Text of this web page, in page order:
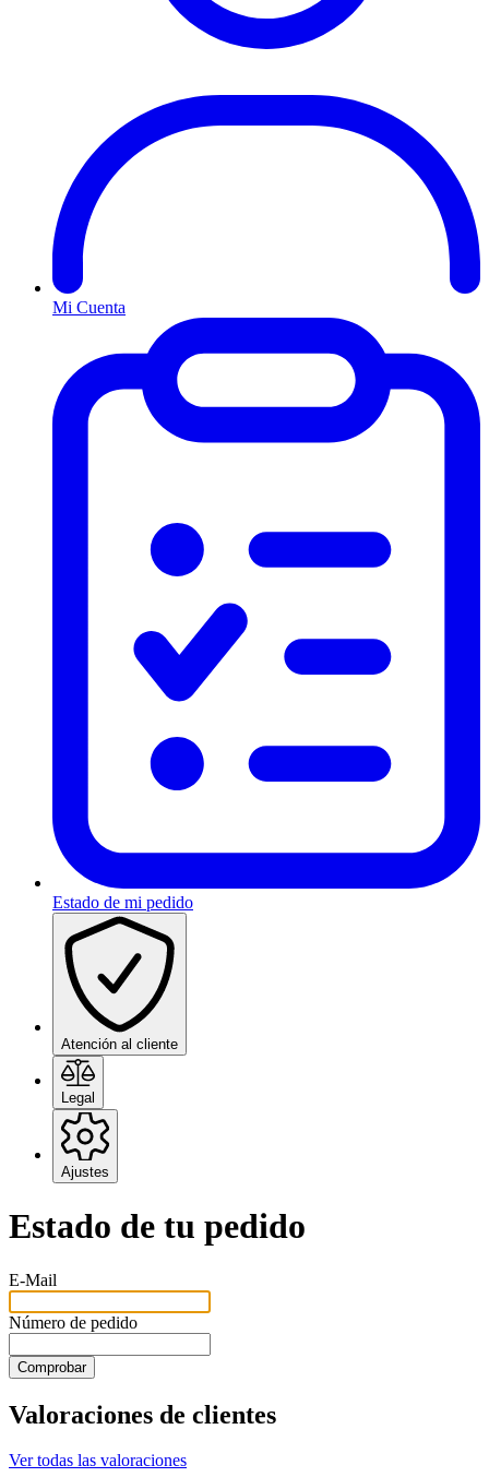
Mi Cuenta
Estado de mi pedido
Atención al cliente
Legal
Ajustes
Estado de tu pedido
E-Mail
Número de pedido
Comprobar
Valoraciones de clientes
Ver todas las valoraciones